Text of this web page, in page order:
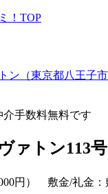
！TOP
ン（東京都八王子市
介手数料無料です
ァトン113号
円） 敷金/礼金：